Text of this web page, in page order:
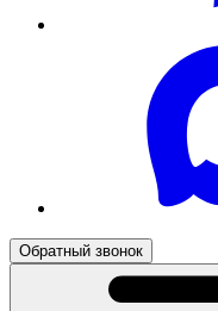
Обратный звонок